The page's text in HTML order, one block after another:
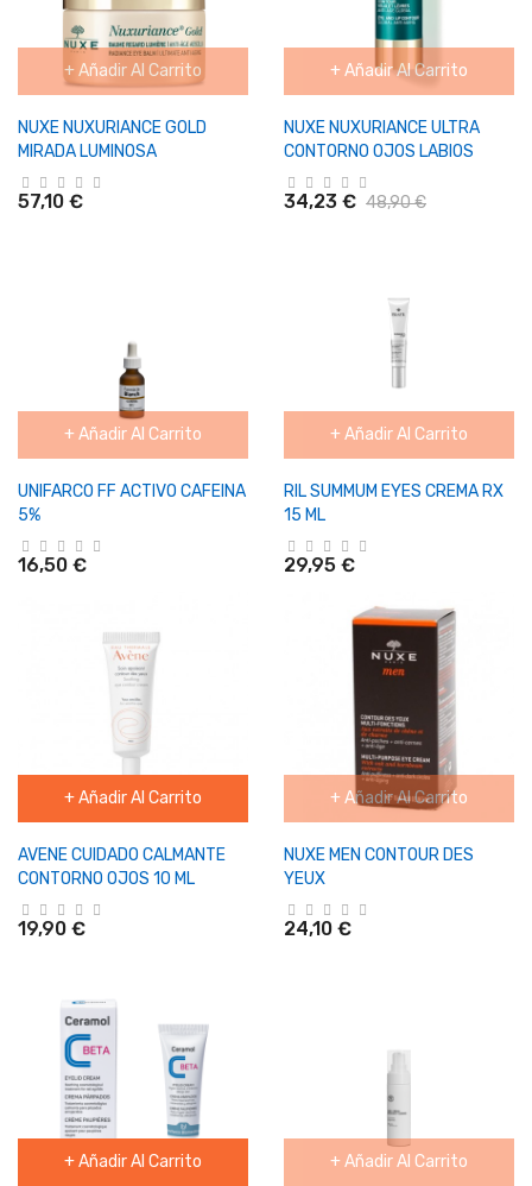
+ Añadir Al Carrito
NUXE NUXURIANCE GOLD
MIRADA LUMINOSA
57,10 €
+ Añadir Al Carrito
NUXE NUXURIANCE ULTRA
CONTORNO OJOS LABIOS
34,23 € 48,90 €
+ Añadir Al Carrito
UNIFARCO FF ACTIVO CAFEINA
5%
16,50 €
+ Añadir Al Carrito
RIL SUMMUM EYES CREMA RX
15 ML
29,95 €
+ Añadir Al Carrito
AVENE CUIDADO CALMANTE
CONTORNO OJOS 10 ML
19,90 €
+ Añadir Al Carrito
NUXE MEN CONTOUR DES
YEUX
24,10 €
+ Añadir Al Carrito + Añadir Al Carrito